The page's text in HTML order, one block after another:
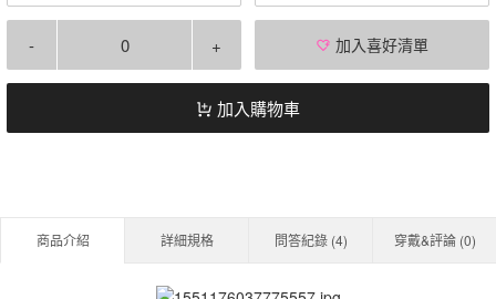
- + 加入喜好清單
加入購物車
商品介紹 詳細規格 問答紀錄 (4) 穿戴&評論 (0)